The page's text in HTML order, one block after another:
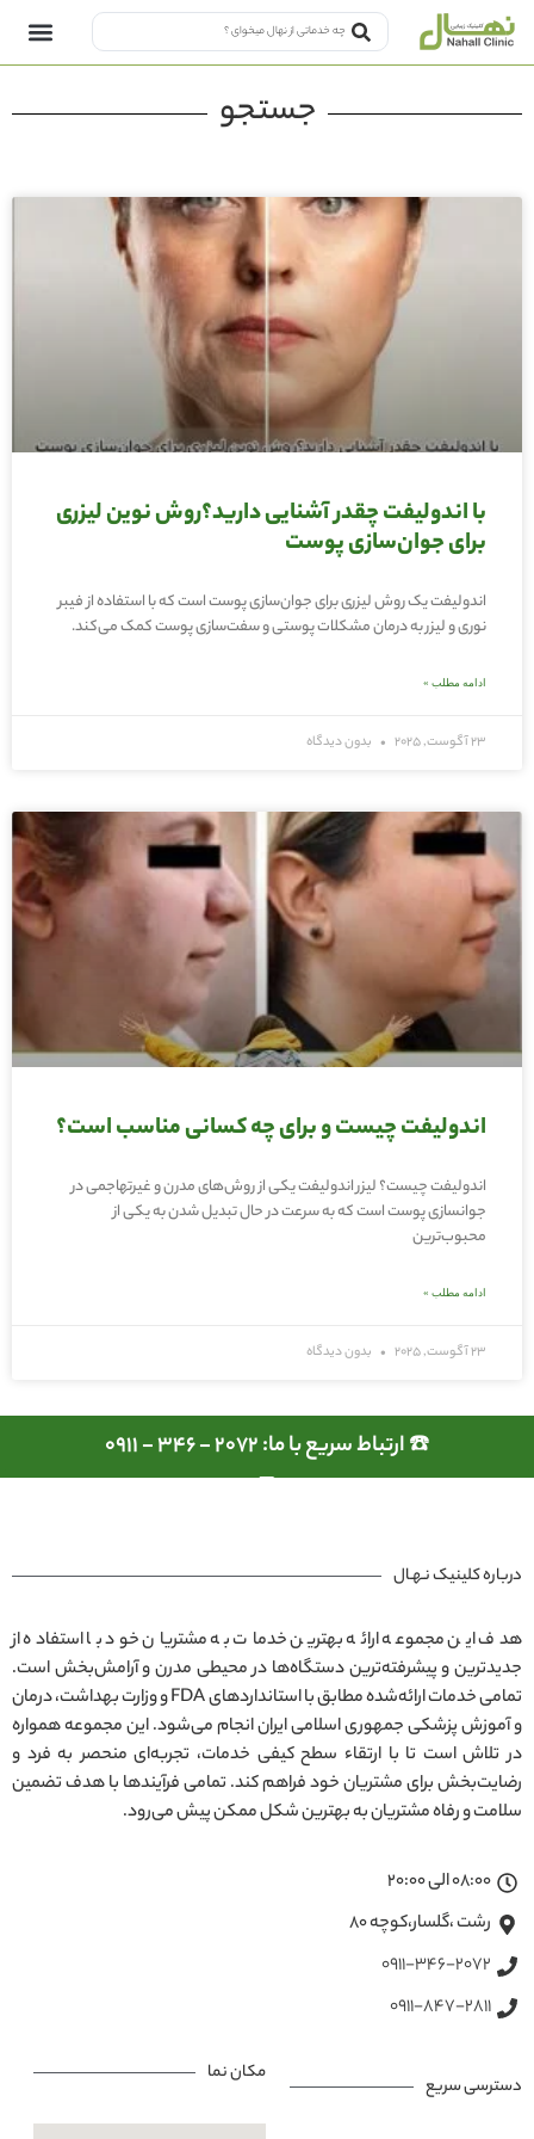
جستجو
با اندولیفت چقدر آشنایی دارید؟روش نوین لیزری
برای جوان‌سازی پوست
اندولیفت یک روش لیزری برای جوان‌سازی پوست است که با استفاده از فیبر
نوری و لیزر به درمان مشکلات پوستی و سفت‌سازی پوست کمک می‌کند.
ادامه مطلب »
23 آگوست, 2025 بدون دیدگاه
اندولیفت چیست و برای چه کسانی مناسب است؟
اندولیفت چیست؟ لیزر اندولیفت یکی از روش‌های مدرن و غیرتهاجمی در
جوانسازی پوست است که به سرعت در حال تبدیل شدن به یکی از
محبوب‌ترین
ادامه مطلب »
23 آگوست, 2025 بدون دیدگاه
☎️ ارتباط سریع با ما: 2072 - 346 - 0911
درباره کلینیک نـهـال
هدف این مجموعه ارائه بهترین خدمات به مشتریان خود با استفاده از
جدیدترین و پیشرفته‌ترین دستگاه‌ها در محیطی مدرن و آرامش‌بخش است.
تمامی خدمات ارائه‌شده مطابق با استانداردهای FDA و وزارت بهداشت، درمان
و آموزش پزشکی جمهوری اسلامی ایران انجام می‌شود. این مجموعه همواره
در تلاش است تا با ارتقاء سطح کیفی خدمات، تجربه‌ای منحصر به فرد و
رضایت‌بخش برای مشتریان خود فراهم کند. تمامی فرآیندها با هدف تضمین
سلامت و رفاه مشتریان به بهترین شکل ممکن پیش می‌رود.
08:00 الی 20:00
رشت ،گلسار،کوچه ۸۰
0911-346-2072
0911-847-2811
دسترسی سریع
مکان نما